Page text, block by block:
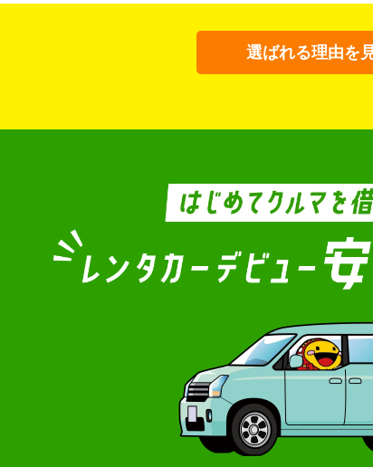
選ばれる理由を